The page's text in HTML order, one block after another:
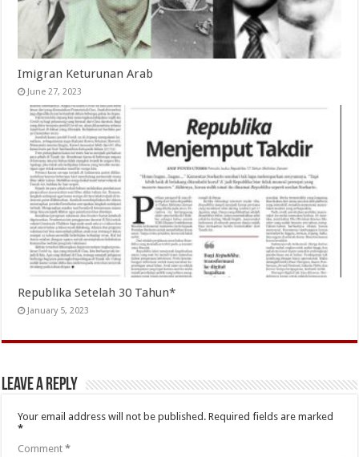
Imigran Keturunan Arab
June 27, 2023
Republika Setelah 30 Tahun*
January 5, 2023
Leave a Reply
Your email address will not be published. Required fields are marked
*
Comment*